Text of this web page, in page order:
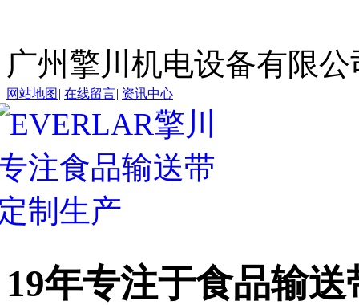
广州擎川机电设备有限
网站地图 | 在线留言| 资讯中心
19年专注于食品输送